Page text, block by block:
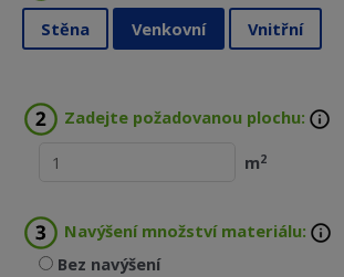
Stěna Venkovní Vnitřní
Zadejte požadovanou plochu:
m2
Navýšení množství materiálu:
Bez navýšení